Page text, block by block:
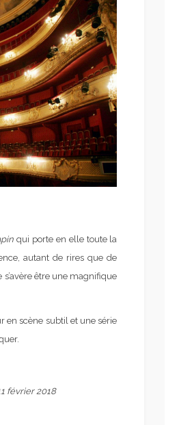
qui porte en elle toute la
autant de rires que de
s’avère être une magnifique
en scène subtil et une série
février 2018